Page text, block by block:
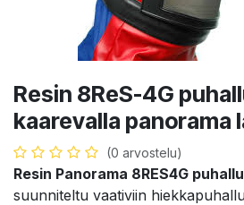
Resin 8ReS-4G
kaarevalla panorama
(0 arvostelu)
Resin Panorama 8RES4G
suunniteltu vaativiin